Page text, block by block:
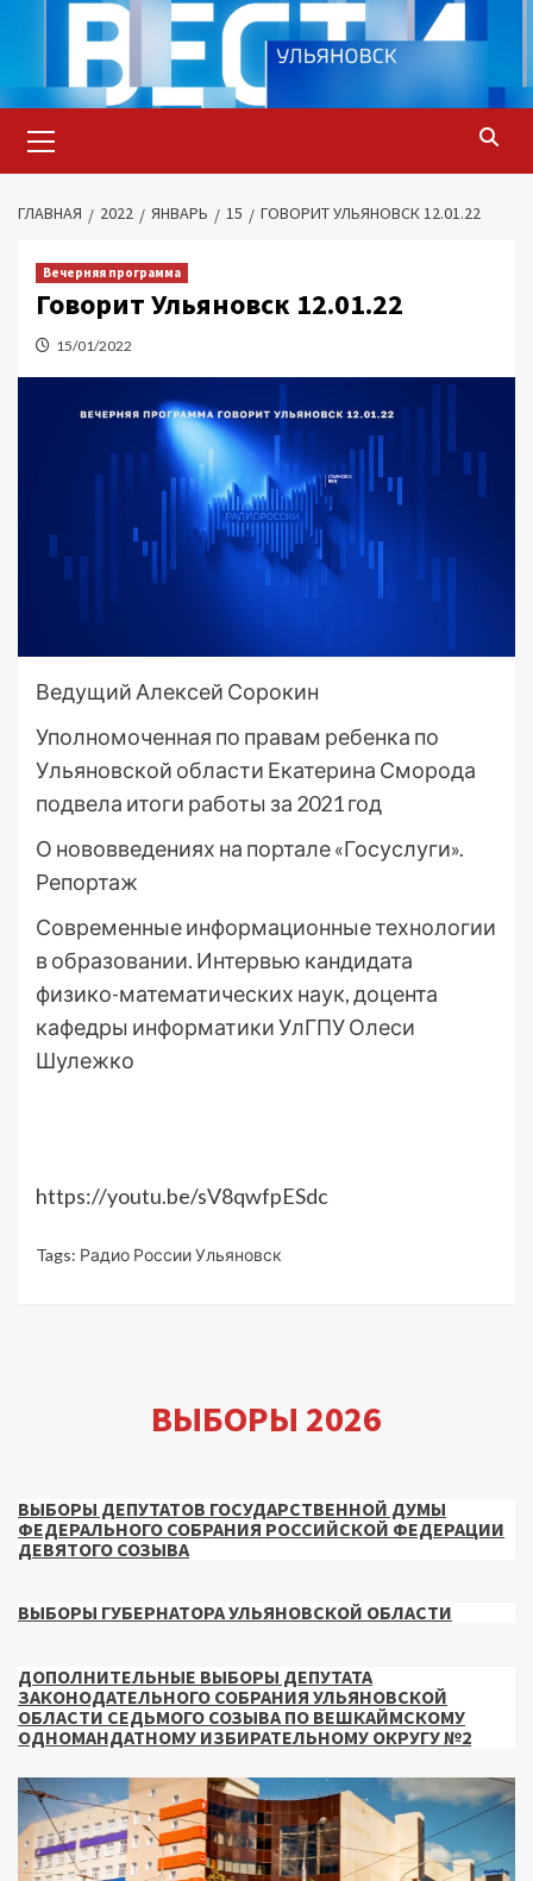
содержимому
меню
ГЛАВНАЯ 2022 ЯНВАРЬ 15 ГОВОРИТ УЛЬЯНОВСК 12.01.22
Вечерняя программа
Говорит Ульяновск 12.01.22
15/01/2022
Ведущий Алексей Сорокин
Уполномоченная по правам ребенка по
Ульяновской области Екатерина Сморода
подвела итоги работы за 2021 год
О нововведениях на портале «Госуслуги».
Репортаж
Современные информационные технологии
в образовании. Интервью кандидата
физико-математических наук, доцента
кафедры информатики УлГПУ Олеси
Шулежко
https://youtu.be/sV8qwfpESdc
Tags: Радио России Ульяновск
ВЫБОРЫ 2026
ВЫБОРЫ ДЕПУТАТОВ ГОСУДАРСТВЕННОЙ ДУМЫ
ФЕДЕРАЛЬНОГО СОБРАНИЯ РОССИЙСКОЙ ФЕДЕРАЦИИ
ДЕВЯТОГО СОЗЫВА
ВЫБОРЫ ГУБЕРНАТОРА УЛЬЯНОВСКОЙ ОБЛАСТИ
ДОПОЛНИТЕЛЬНЫЕ ВЫБОРЫ ДЕПУТАТА
ЗАКОНОДАТЕЛЬНОГО СОБРАНИЯ УЛЬЯНОВСКОЙ
ОБЛАСТИ СЕДЬМОГО СОЗЫВА ПО ВЕШКАЙМСКОМУ
ОДНОМАНДАТНОМУ ИЗБИРАТЕЛЬНОМУ ОКРУГУ №2